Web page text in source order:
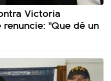
Victoria
"Que dé un